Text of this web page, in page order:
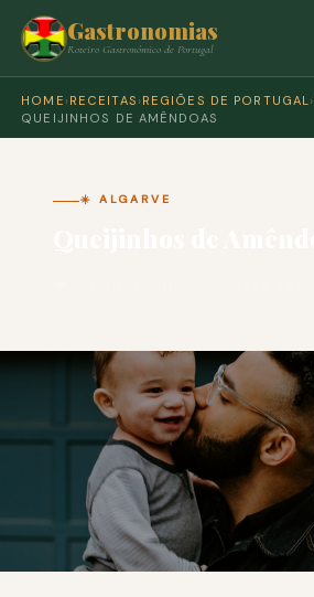
Gastronomias
Roteiro Gastronómico de Portugal
HOME › RECEITAS › REGIÕES DE PORTUGAL ›
QUEIJINHOS DE AMÊNDOAS
☀️ ALGARVE